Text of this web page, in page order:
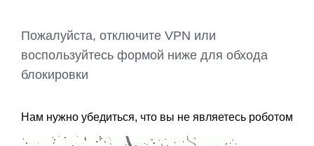
Пожалуйста, отключите VPN или
воспользуйтесь формой ниже для обхода
блокировки
Нам нужно убедиться, что вы не являетесь роботом